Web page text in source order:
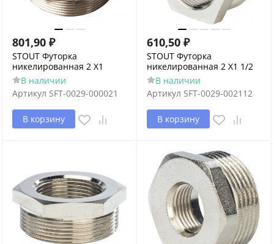
801,90 ₽
STOUT Футорка
никелированная 2 X1
В наличии
Артикул SFT-0029-000021
В корзину
610,50 ₽
STOUT Футорка
никелированная 2 X1 1/2
В наличии
Артикул SFT-0029-002112
В корзину